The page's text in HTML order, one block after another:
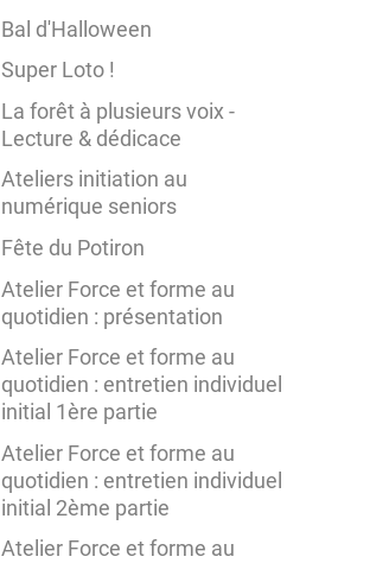
Bal d'Halloween
Super Loto !
La forêt à plusieurs voix -
Lecture & dédicace
Ateliers initiation au
numérique seniors
Fête du Potiron
Atelier Force et forme au
quotidien : présentation
Atelier Force et forme au
quotidien : entretien individuel
initial 1ère partie
Atelier Force et forme au
quotidien : entretien individuel
initial 2ème partie
Atelier Force et forme au